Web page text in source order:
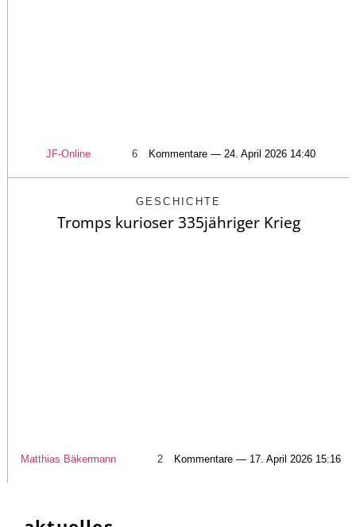
JF-Online 6 Kommentare — 24. April 2026 14:40
GESCHICHTE
Tromps kurioser 335jähriger Krieg
Matthias Bäkermann 2 Kommentare — 17. April 2026 15:16